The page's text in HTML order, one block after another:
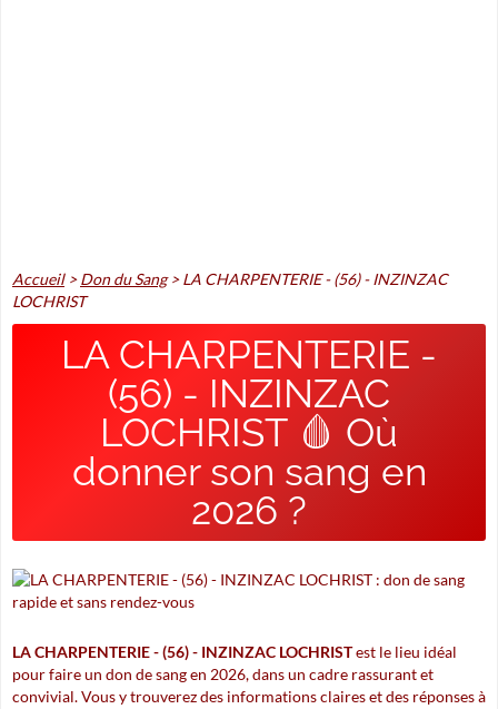
Accueil>Don du Sang>LA CHARPENTERIE - (56) - INZINZAC
LOCHRIST
LA CHARPENTERIE -
(56) - INZINZAC
LOCHRIST 🩸 Où
donner son sang en
2026 ?
LA CHARPENTERIE - (56) - INZINZAC LOCHRISTest le lieu idéal
pour faire un don de sang en 2026, dans un cadre rassurant et
convivial. Vous y trouverez des informations claires et des réponses à